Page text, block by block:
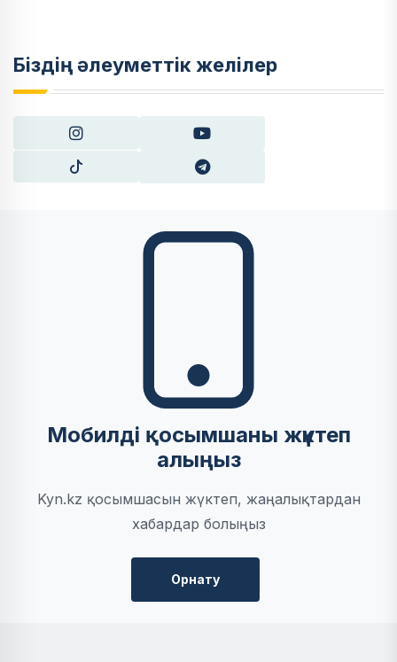
Біздің әлеуметтік желілер
Мобилді қосымшаны жүктеп
алыңыз
Kyn.kz қосымшасын жүктеп, жаңалықтардан
хабардар болыңыз
Орнату